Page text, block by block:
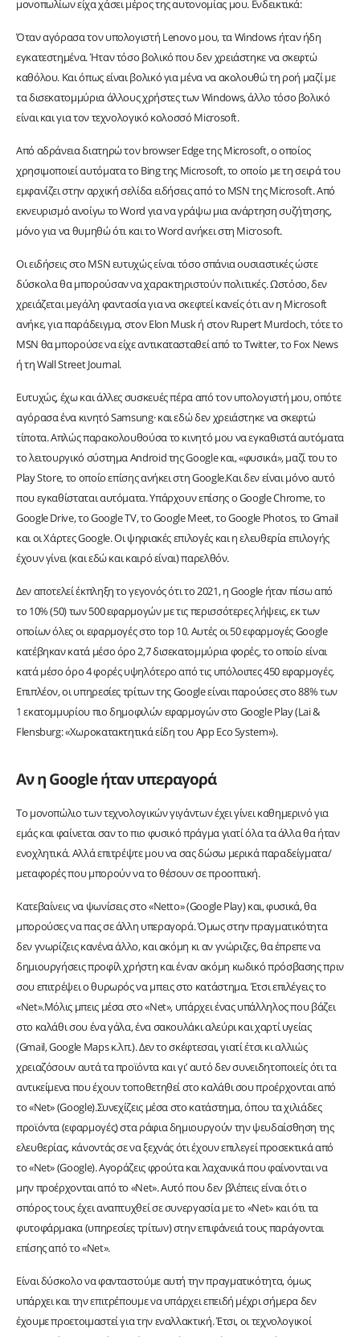
μονοπωλίων είχα χάσει μέρος της αυτονομίας μου. Ενδεικτικά:
Όταν αγόρασα τον υπολογιστή Lenovo μου, τα Windows ήταν ήδη
εγκατεστημένα. Ήταν τόσο βολικό που δεν χρειάστηκε να σκεφτώ
καθόλου. Και όπως είναι βολικό για μένα να ακολουθώ τη ροή μαζί με
τα δισεκατομμύρια άλλους χρήστες των Windows, άλλο τόσο βολικό
είναι και για τον τεχνολογικό κολοσσό Microsoft.
Από αδράνεια διατηρώ τον browser Edge της Microsoft, ο οποίος
χρησιμοποιεί αυτόματα το Bing της Microsoft, το οποίο με τη σειρά του
εμφανίζει στην αρχική σελίδα ειδήσεις από το MSN της Microsoft. Από
εκνευρισμό ανοίγω το Word για να γράψω μια ανάρτηση συζήτησης,
μόνο για να θυμηθώ ότι και το Word ανήκει στη Microsoft.
Οι ειδήσεις στο MSN ευτυχώς είναι τόσο σπάνια ουσιαστικές ώστε
δύσκολα θα μπορούσαν να χαρακτηριστούν πολιτικές. Ωστόσο, δεν
χρειάζεται μεγάλη φαντασία για να σκεφτεί κανείς ότι αν η Microsoft
ανήκε, για παράδειγμα, στον Elon Musk ή στον Rupert Murdoch, τότε το
MSN θα μπορούσε να είχε αντικατασταθεί από το Twitter, το Fox News
ή τη Wall Street Journal.
Ευτυχώς, έχω και άλλες συσκευές πέρα από τον υπολογιστή μου, οπότε
αγόρασα ένα κινητό Samsung· και εδώ δεν χρειάστηκε να σκεφτώ
τίποτα. Απλώς παρακολουθούσα το κινητό μου να εγκαθιστά αυτόματα
το λειτουργικό σύστημα Android της Google και, «φυσικά», μαζί του το
Play Store, το οποίο επίσης ανήκει στη Google.Και δεν είναι μόνο αυτό
που εγκαθίσταται αυτόματα. Υπάρχουν επίσης ο Google Chrome, το
Google Drive, το Google TV, το Google Meet, το Google Photos, το Gmail
και οι Χάρτες Google. Οι ψηφιακές επιλογές και η ελευθερία επιλογής
έχουν γίνει (και εδώ και καιρό είναι) παρελθόν.
Δεν αποτελεί έκπληξη το γεγονός ότι το 2021, η Google ήταν πίσω από
το 10% (50) των 500 εφαρμογών με τις περισσότερες λήψεις, εκ των
οποίων όλες οι εφαρμογές στο top 10. Αυτές οι 50 εφαρμογές Google
κατέβηκαν κατά μέσο όρο 2,7 δισεκατομμύρια φορές, το οποίο είναι
κατά μέσο όρο 4 φορές υψηλότερο από τις υπόλοιπες 450 εφαρμογές.
Επιπλέον, οι υπηρεσίες τρίτων της Google είναι παρούσες στο 88% των
1 εκατομμυρίου πιο δημοφιλών εφαρμογών στο Google Play (Lai &
Flensburg: «Χωροκατακτητικά είδη του App Eco System»).
Αν η Google ήταν υπεραγορά
Το μονοπώλιο των τεχνολογικών γιγάντων έχει γίνει καθημερινό για
εμάς και φαίνεται σαν το πιο φυσικό πράγμα γιατί όλα τα άλλα θα ήταν
ενοχλητικά. Αλλά επιτρέψτε μου να σας δώσω μερικά παραδείγματα/
μεταφορές που μπορούν να το θέσουν σε προοπτική.
Κατεβαίνεις να ψωνίσεις στο «Netto» (Google Play) και, φυσικά, θα
μπορούσες να πας σε άλλη υπεραγορά. Όμως στην πραγματικότητα
δεν γνωρίζεις κανένα άλλο, και ακόμη κι αν γνώριζες, θα έπρεπε να
δημιουργήσεις προφίλ χρήστη και έναν ακόμη κωδικό πρόσβασης πριν
σου επιτρέψει ο θυρωρός να μπεις στο κατάστημα. Έτσι επιλέγεις το
«Net».Μόλις μπεις μέσα στο «Net», υπάρχει ένας υπάλληλος που βάζει
στο καλάθι σου ένα γάλα, ένα σακουλάκι αλεύρι και χαρτί υγείας
(Gmail, Google Maps κ.λπ.). Δεν το σκέφτεσαι, γιατί έτσι κι αλλιώς
χρειαζόσουν αυτά τα προϊόντα και γι’ αυτό δεν συνειδητοποιείς ότι τα
αντικείμενα που έχουν τοποθετηθεί στο καλάθι σου προέρχονται από
το «Net» (Google).Συνεχίζεις μέσα στο κατάστημα, όπου τα χιλιάδες
προϊόντα (εφαρμογές) στα ράφια δημιουργούν την ψευδαίσθηση της
ελευθερίας, κάνοντάς σε να ξεχνάς ότι έχουν επιλεγεί προσεκτικά από
το «Net» (Google). Αγοράζεις φρούτα και λαχανικά που φαίνονται να
μην προέρχονται από το «Net». Αυτό που δεν βλέπεις είναι ότι ο
σπόρος τους έχει αναπτυχθεί σε συνεργασία με το «Net» και ότι τα
φυτοφάρμακα (υπηρεσίες τρίτων) στην επιφάνειά τους παράγονται
επίσης από το «Net».
Είναι δύσκολο να φανταστούμε αυτή την πραγματικότητα, όμως
υπάρχει και την επιτρέπουμε να υπάρχει επειδή μέχρι σήμερα δεν
έχουμε προετοιμαστεί για την εναλλακτική. Έτσι, οι τεχνολογικοί